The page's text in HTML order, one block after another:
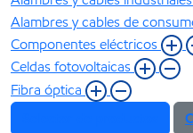
Alambres y cables de
Componentes eléctricos
Celdas fotovoltaicas
Fibra óptica